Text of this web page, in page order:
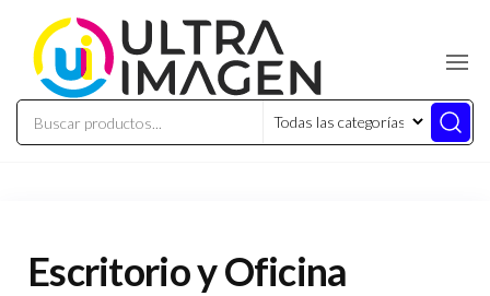
Escritorio y Oficina